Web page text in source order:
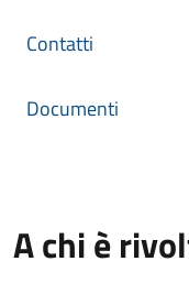
Contatti
Documenti
A chi è